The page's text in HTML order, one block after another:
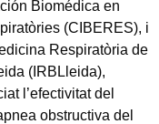
Biomédica en
(CIBERES), i
Respiratòria de
(IRBLleida),
l’efectivitat del
obstructiva del